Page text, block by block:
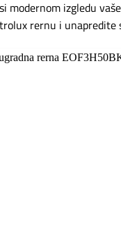
izgledu
rernu i unapredite